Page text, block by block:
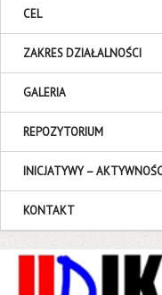
CEL
ZAKRES DZIAŁALNOŚCI
GALERIA
REPOZYTORIUM
INICJATYWY –
KONTAKT